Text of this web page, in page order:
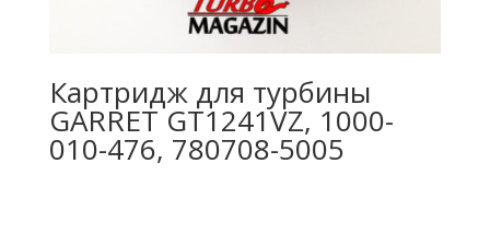
Картридж для турбины
GARRET GT1241VZ, 1000-
010-476, 780708-5005